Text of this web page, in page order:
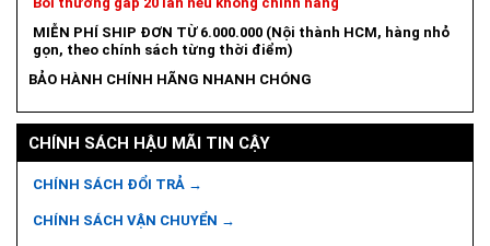
MIỄN PHÍ SHIP ĐƠN TỪ 6.000.000 (Nội thành HCM, hàng nhỏ
gọn, theo chính sách từng thời điểm)
BẢO HÀNH CHÍNH HÃNG NHANH CHÓNG
CHÍNH SÁCH HẬU MÃI TIN CẬY
CHÍNH SÁCH ĐỔI TRẢ →
CHÍNH SÁCH VẬN CHUYỂN →